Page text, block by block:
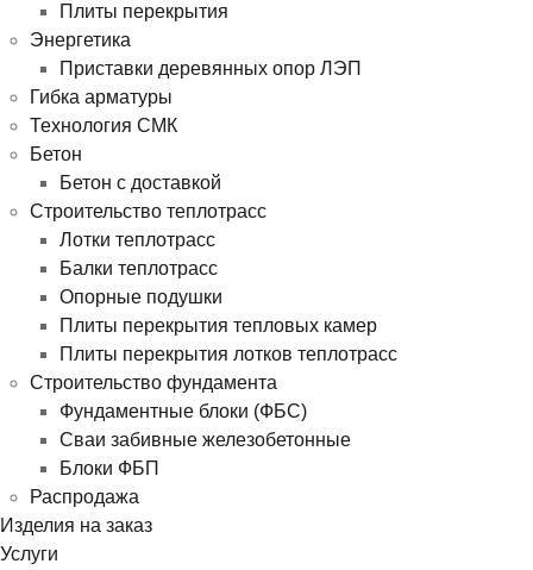
Плиты перекрытия
Энергетика
Приставки деревянных опор ЛЭП
Гибка арматуры
Технология СМК
Бетон
Бетон с доставкой
Строительство теплотрасс
Лотки теплотрасс
Балки теплотрасс
Опорные подушки
Плиты перекрытия тепловых камер
Плиты перекрытия лотков теплотрасс
Строительство фундамента
Фундаментные блоки (ФБС)
Сваи забивные железобетонные
Блоки ФБП
Распродажа
Изделия на заказ
Услуги